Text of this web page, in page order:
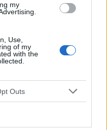
my
Use,
of my
with the
Outs
antykoncepcyjne 3
zauważyłam
oraz pieczenie
Kiedy u Was po
Też miałyście
dla rodziny i